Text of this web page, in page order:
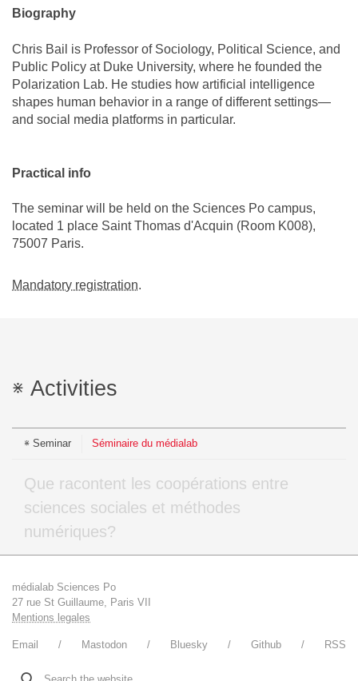
Biography
Chris Bail is Professor of Sociology, Political Science, and
Public Policy at Duke University, where he founded the
Polarization Lab. He studies how artificial intelligence
shapes human behavior in a range of different settings—
and social media platforms in particular.
Practical info
The seminar will be held on the Sciences Po campus,
located 1 place Saint Thomas d'Acquin (Room K008),
75007 Paris.
Mandatory registration.
Activities
Seminar Séminaire du médialab
Que racontent les coopérations entre
sciences sociales et méthodes
numériques?
médialab Sciences Po
27 rue St Guillaume, Paris VII
Mentions legales
Email Mastodon Bluesky Github RSS